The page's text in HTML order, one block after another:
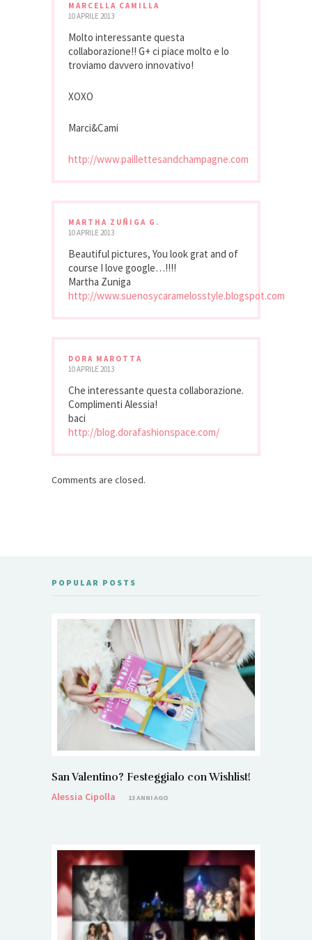
MARCELLA CAMILLA
10 APRILE 2013
Molto interessante questa
collaborazione!! G+ ci piace molto e lo
troviamo davvero innovativo!
XOXO
Marci&Cami
http://www.paillettesandchampagne.com
MARTHA ZUÑIGA G.
10 APRILE 2013
Beautiful pictures, You look grat and of
course I love google…!!!!
Martha Zuniga
http://www.suenosycaramelosstyle.blogspot.com
DORA MAROTTA
10 APRILE 2013
Che interessante questa collaborazione.
Complimenti Alessia!
baci
http://blog.dorafashionspace.com/
Comments are closed.
POPULAR POSTS
San Valentino? Festeggialo con Wishlist!
Alessia Cipolla
13 ANNI AGO